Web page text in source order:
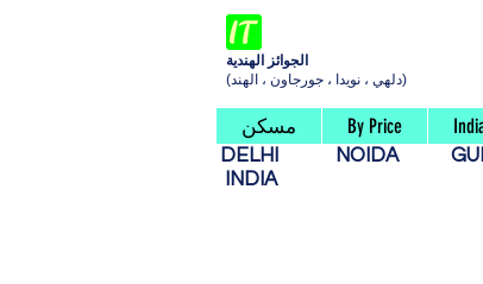
الجوائز الهندية
(دلهي ، نويدا ، جورجاون ، الهند)
مسكن By Price
DELHI NOIDA
INDIA